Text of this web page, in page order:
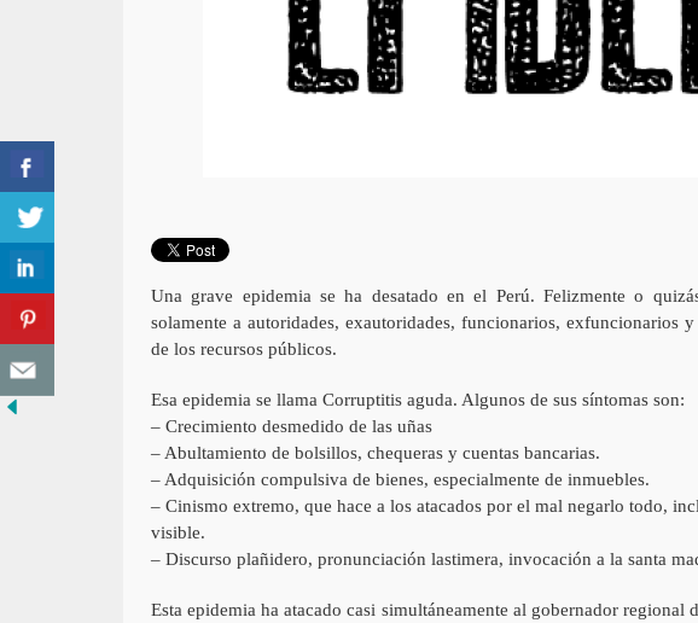
Una grave epidemia se ha desatado en el Perú. Felizmente o
solamente a autoridades, exautoridades, funcionarios, exfuncionarios
de los recursos públicos.
Esa epidemia se llama Corruptitis aguda. Algunos de sus síntomas son:
– Crecimiento desmedido de las uñas
– Abultamiento de bolsillos, chequeras y cuentas bancarias.
– Adquisición compulsiva de bienes, especialmente de inmuebles.
– Cinismo extremo, que hace a los atacados por el mal negarlo todo,
visible.
– Discurso plañidero, pronunciación lastimera, invocación a la santa
Esta epidemia ha atacado casi simultáneamente al gobernador